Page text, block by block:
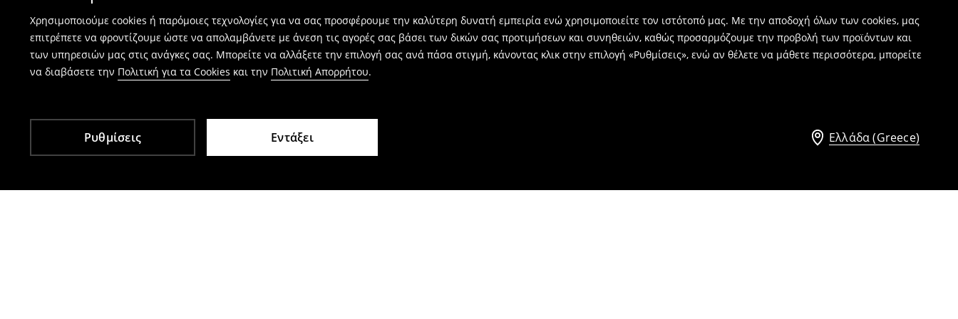
Χρησιμοποιούμε cookies ή παρόμοιες τεχνολογίες για να σας προσφέρουμε την καλύτερη δυνατή εμπειρία ενώ χρησιμοποιείτε τον ιστότοπό μας. Με την αποδοχή όλων των cookies, μας
επιτρέπετε να φροντίζουμε ώστε να απολαμβάνετε με άνεση τις αγορές σας βάσει των δικών σας προτιμήσεων και συνηθειών, καθώς προσαρμόζουμε την προβολή των προϊόντων και
των υπηρεσιών μας στις ανάγκες σας. Μπορείτε να αλλάξετε την επιλογή σας ανά πάσα στιγμή, κάνοντας κλικ στην επιλογή «Ρυθμίσεις», ενώ αν θέλετε να μάθετε περισσότερα, μπορείτε
να διαβάσετε την Πολιτική για τα Cookies και την Πολιτική Απορρήτου.
Ρυθμίσεις Εντάξει Ελλάδα (Greece)